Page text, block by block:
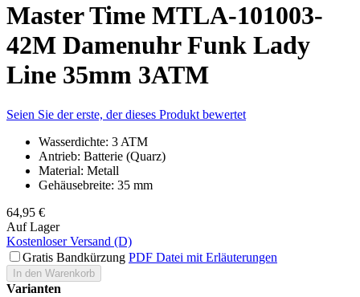
Master Time MTLA-101003-
42M Damenuhr Funk Lady
Line 35mm 3ATM
Seien Sie der erste, der dieses Produkt bewertet
Wasserdichte: 3 ATM
Antrieb: Batterie (Quarz)
Material: Metall
Gehäusebreite: 35 mm
64,95 €
Auf Lager
Kostenloser Versand (D)
Gratis Bandkürzung PDF Datei mit Erläuterungen
In den Warenkorb
Varianten